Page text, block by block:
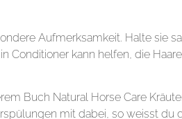
Aufmerksamkeit. Halte sie
kann helfen, die
Buch Natural Horse Care
mit dabei, so weisst du